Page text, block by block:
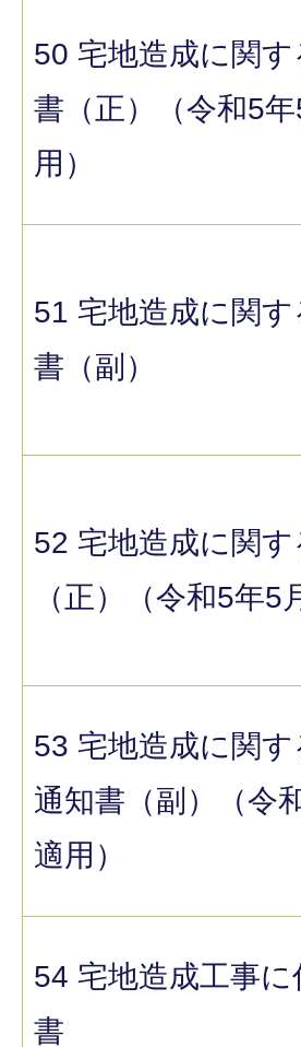
50 宅地造成に関
書（正）（令和5
用）
51 宅地造成に関
書（副）
52 宅地造成に関
（正）（令和5年
53 宅地造成に関
通知書（副）（令
適用）
54 宅地造成工事
書